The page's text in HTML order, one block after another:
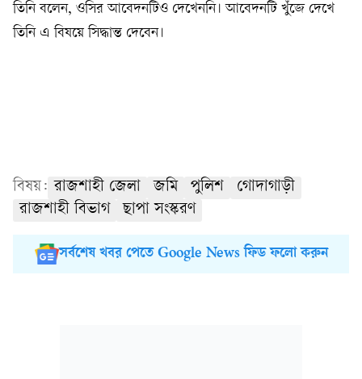
তিনি বলেন, ওসির আবেদনটিও দেখেননি। আবেদনটি খুঁজে দেখে
তিনি এ বিষয়ে সিদ্ধান্ত দেবেন।
বিষয়: রাজশাহী জেলা জমি পুলিশ
গোদাগাড়ী
রাজশাহী বিভাগ
ছাপা সংস্করণ
সর্বশেষ খবর পেতে Google News ফিড ফলো করুন